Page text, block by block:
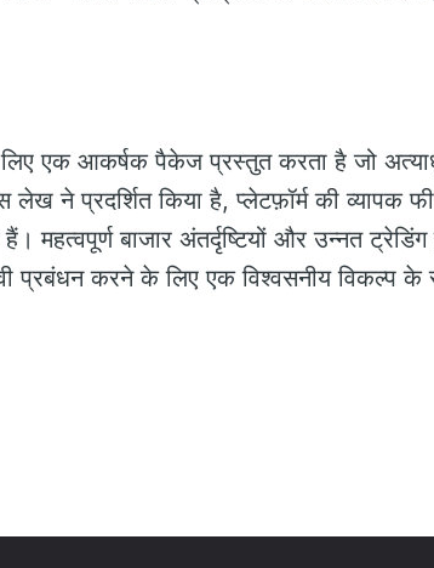
लिए एक आकर्षक पैकेज प्रस्तुत करता है जो
ने प्रदर्शित किया है, प्लेटफ़ॉर्म की व्यापक
महत्वपूर्ण बाजार अंतर्दृष्टियों और उन्नत
प्रबंधन करने के लिए एक विश्वसनीय विकल्प के